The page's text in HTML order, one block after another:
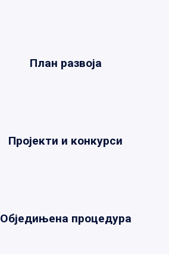
План развоја
Пројекти и конкурси
Обједињена процедура